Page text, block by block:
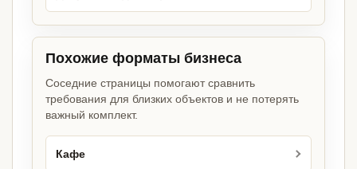
Похожие форматы бизнеса
Соседние страницы помогают сравнить
требования для близких объектов и не потерять
важный комплект.
Кафе